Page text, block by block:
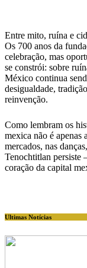
Entre mito, ruína e
Os 700 anos da
celebração, mas
se constrói: sobre
México continua
desigualdade,
reinvenção.
Como lembram os
mexica não é apenas
mercados, nas
Tenochtitlan persiste
coração da capital
Ultimas Notícias